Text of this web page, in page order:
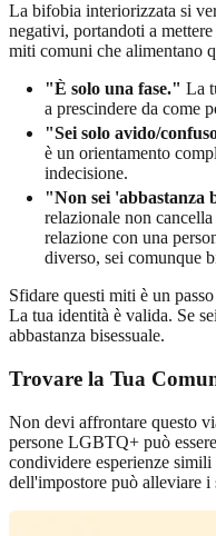
La bifobia interiorizzata si
negativi, portandoti a
miti comuni che alimentano
"È solo una fase." La
a prescindere da come
"Sei solo avido/
è un orientamento
indecisione.
"Non sei 'abbastanza
relazionale non
relazione con una
diverso, sei comunque
Sfidare questi miti è un
La tua identità è valida. Se
abbastanza bisessuale.
Trovare la Tua
Non devi affrontare questo
persone LGBTQ+ può
condividere esperienze
dell'impostore può alleviare i